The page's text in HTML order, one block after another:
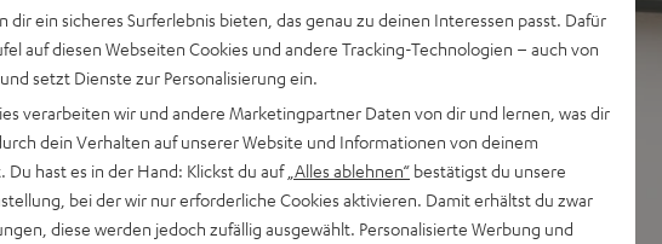
Und mit den
immersiven 7.1-
mit besonders starkem
TV-, Gaming- und
dir ein sicheres Surferlebnis bieten, das genau zu deinen Interessen passt. Dafür
auf diesen Webseiten Cookies und andere Tracking-Technologien – auch von
setzt Dienste zur Personalisierung ein.
verarbeiten wir und andere Marketingpartner Daten von dir und lernen, was dir
dein Verhalten auf unserer Website und Informationen von deinem
Du hast es in der Hand: Klickst du auf „Alles ablehnen“ bestätigst du unsere
bei der wir nur erforderliche Cookies aktivieren. Damit erhältst du zwar
diese werden jedoch zufällig ausgewählt. Personalisierte Werbung und